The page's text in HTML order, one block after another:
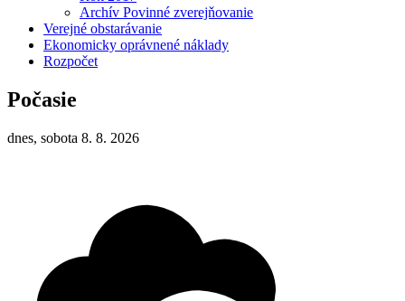
Archív Povinné zverejňovanie
Verejné obstarávanie
Ekonomicky oprávnené náklady
Rozpočet
Počasie
dnes, sobota 8. 8. 2026